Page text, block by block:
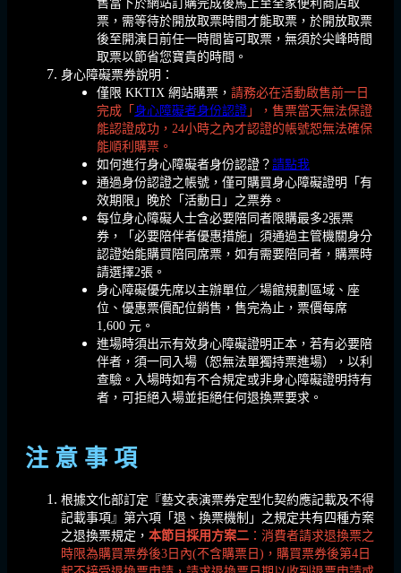
售當下於網站訂購完成後馬上至全家便利商店取
票，需等待於開放取票時間才能取票，於開放取票
後至開演日前任一時間皆可取票，無須於尖峰時間
取票以節省您寶貴的時間。
身心障礙票券說明：
僅限 KKTIX 網站購票， 請務必在活動啟售前一日
完成「 身心障礙者身份認證 」，售票當天無法保證
能認證成功，24小時之內才認證的帳號恕無法確保
能順利購票。
如何進行身心障礙者身份認證？ 請點我
通過身份認證之帳號，僅可購買身心障礙證明「有
效期限」晚於「活動日」之票券。
每位身心障礙人士含必要陪同者限購最多2張票
券，「必要陪伴者優惠措施」須通過主管機關身分
認證始能購買陪同席票，如有需要陪同者，購票時
請選擇2張。
身心障礙優先席以主辦單位／場館規劃區域、座
位、優惠票價配位銷售，售完為止，票價每席
1,600 元。
進場時須出示有效身心障礙證明正本，若有必要陪
伴者，須一同入場（恕無法單獨持票進場），以利
查驗。入場時如有不合規定或非身心障礙證明持有
者，可拒絕入場並拒絕任何退換票要求。
注 意 事 項
根據文化部訂定『藝文表演票券定型化契約應記載及不得
記載事項』第六項「退、換票機制」之規定共有四種方案
之退換票規定， 本節目採用方案二 ：消費者請求退換票之
時限為購買票券後3日內(不含購票日)，購買票券後第4日